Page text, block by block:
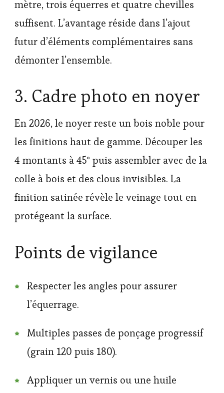
mètre, trois équerres et quatre chevilles
suffisent. L’avantage réside dans l’ajout
futur d’éléments complémentaires sans
démonter l’ensemble.
3. Cadre photo en noyer
En 2026, le noyer reste un bois noble pour
les finitions haut de gamme. Découper les
4 montants à 45° puis assembler avec de la
colle à bois et des clous invisibles. La
finition satinée révèle le veinage tout en
protégeant la surface.
Points de vigilance
Respecter les angles pour assurer
l’équerrage.
Multiples passes de ponçage progressif
(grain 120 puis 180).
Appliquer un vernis ou une huile